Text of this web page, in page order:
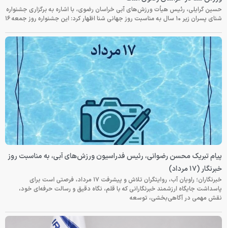
حسین گرایلی، رئیس هیأت ورزش‌های آبی خراسان رضوی، با اشاره به برگزاری جشنواره
شنای پسران زیر ۱۰ سال به مناسبت روز جهانی شنا اظهار کرد: این جشنواره روز جمعه‌ ۱۶
پیام تبریک محسن رضوانی، رئیس فدراسیون ورزش‌های آبی، به مناسبت روز
خبرنگار (۱۷ مرداد)
خبرنگاران؛ راویان آب، روایتگران تلاش و پیشرفت ۱۷ مرداد، فرصتی است برای
پاسداشت جایگاه ارزشمند خبرنگارانی که با قلم، نگاه دقیق و رسالت حرفه‌ای خود،
نقش مهمی در آگاهی‌بخشی، توسعه